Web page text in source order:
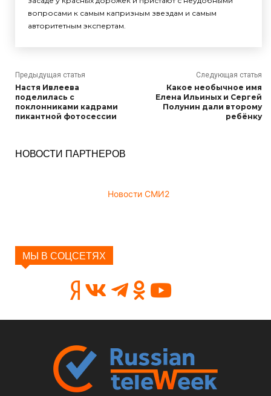
вопросами к самым капризным звездам и самым
авторитетным экспертам.
Предыдущая статья
Настя Ивлеева
поделилась с
поклонниками кадрами
пикантной фотосессии
Следующая статья
Какое необычное имя
Елена Ильиных и Сергей
Полунин дали второму
ребёнку
НОВОСТИ ПАРТНЕРОВ
Новости СМИ2
МЫ В СОЦСЕТЯХ